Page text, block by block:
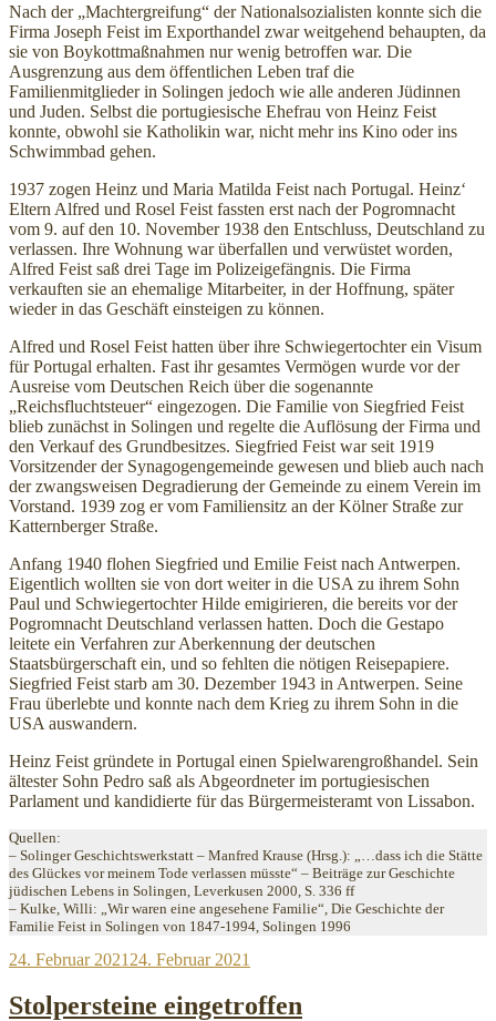
Nach der „Machtergreifung“ der Nationalsozialisten konnte sich die
Firma Joseph Feist im Exporthandel zwar weitgehend behaupten, da
sie von Boykottmaßnahmen nur wenig betroffen war. Die
Ausgrenzung aus dem öffentlichen Leben traf die
Familienmitglieder in Solingen jedoch wie alle anderen Jüdinnen
und Juden. Selbst die portugiesische Ehefrau von Heinz Feist
konnte, obwohl sie Katholikin war, nicht mehr ins Kino oder ins
Schwimmbad gehen.
1937 zogen Heinz und Maria Matilda Feist nach Portugal. Heinz‘
Eltern Alfred und Rosel Feist fassten erst nach der Pogromnacht
vom 9. auf den 10. November 1938 den Entschluss, Deutschland zu
verlassen. Ihre Wohnung war überfallen und verwüstet worden,
Alfred Feist saß drei Tage im Polizeigefängnis. Die Firma
verkauften sie an ehemalige Mitarbeiter, in der Hoffnung, später
wieder in das Geschäft einsteigen zu können.
Alfred und Rosel Feist hatten über ihre Schwiegertochter ein Visum
für Portugal erhalten. Fast ihr gesamtes Vermögen wurde vor der
Ausreise vom Deutschen Reich über die sogenannte
„Reichsfluchtsteuer“ eingezogen. Die Familie von Siegfried Feist
blieb zunächst in Solingen und regelte die Auflösung der Firma und
den Verkauf des Grundbesitzes. Siegfried Feist war seit 1919
Vorsitzender der Synagogengemeinde gewesen und blieb auch nach
der zwangsweisen Degradierung der Gemeinde zu einem Verein im
Vorstand. 1939 zog er vom Familiensitz an der Kölner Straße zur
Katternberger Straße.
Anfang 1940 flohen Siegfried und Emilie Feist nach Antwerpen.
Eigentlich wollten sie von dort weiter in die USA zu ihrem Sohn
Paul und Schwiegertochter Hilde emigirieren, die bereits vor der
Pogromnacht Deutschland verlassen hatten. Doch die Gestapo
leitete ein Verfahren zur Aberkennung der deutschen
Staatsbürgerschaft ein, und so fehlten die nötigen Reisepapiere.
Siegfried Feist starb am 30. Dezember 1943 in Antwerpen. Seine
Frau überlebte und konnte nach dem Krieg zu ihrem Sohn in die
USA auswandern.
Heinz Feist gründete in Portugal einen Spielwarengroßhandel. Sein
ältester Sohn Pedro saß als Abgeordneter im portugiesischen
Parlament und kandidierte für das Bürgermeisteramt von Lissabon.
Quellen:
– Solinger Geschichtswerkstatt – Manfred Krause (Hrsg.): „…dass ich die Stätte
des Glückes vor meinem Tode verlassen müsste“ – Beiträge zur Geschichte
jüdischen Lebens in Solingen, Leverkusen 2000, S. 336 ff
– Kulke, Willi: „Wir waren eine angesehene Familie“, Die Geschichte der
Familie Feist in Solingen von 1847-1994, Solingen 1996
Veröffentlicht
24. Februar 2021 24. Februar 2021
Stolpersteine eingetroffen